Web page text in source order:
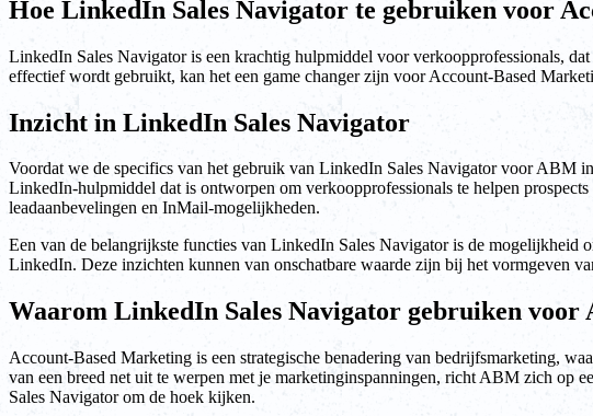
Hoe LinkedIn Sales Navigator te gebruiken voor
LinkedIn Sales Navigator is een krachtig hulpmiddel voor verkoopprofessionals,
effectief wordt gebruikt, kan het een game changer zijn voor Account-Based
Inzicht in LinkedIn Sales Navigator
Voordat we de specifics van het gebruik van LinkedIn Sales Navigator voor ABM
LinkedIn-hulpmiddel dat is ontworpen om verkoopprofessionals te helpen
leadaanbevelingen en InMail-mogelijkheden.
Een van de belangrijkste functies van LinkedIn Sales Navigator is de
LinkedIn. Deze inzichten kunnen van onschatbare waarde zijn bij het vormgeven
Waarom LinkedIn Sales Navigator gebruiken voor
Account-Based Marketing is een strategische benadering van bedrijfsmarketing,
van een breed net uit te werpen met je marketinginspanningen, richt ABM zich op
Sales Navigator om de hoek kijken.